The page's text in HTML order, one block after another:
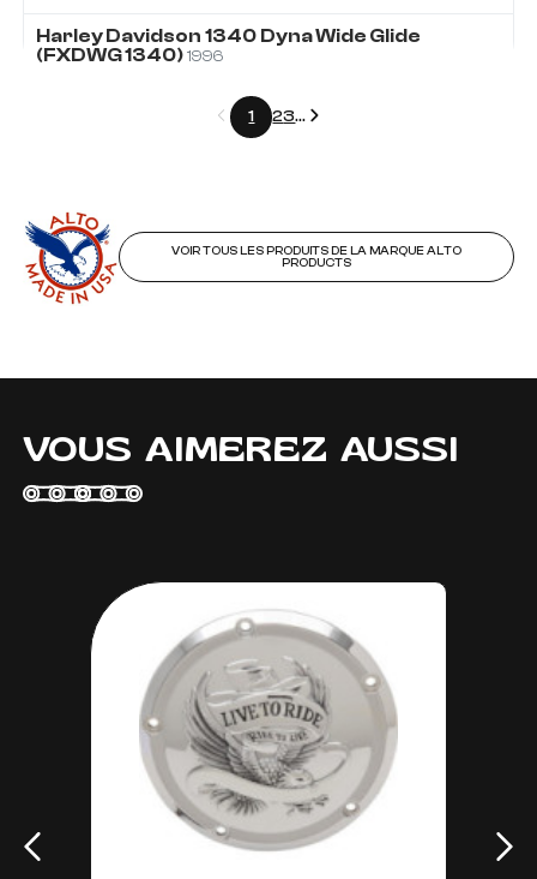
Harley Davidson 1340 Dyna Wide Glide
(FXDWG 1340) 1996
Précédent
1 23... Suivant
VOIR TOUS LES PRODUITS DE LA MARQUE ALTO
PRODUCTS
VOUS AIMEREZ AUSSI